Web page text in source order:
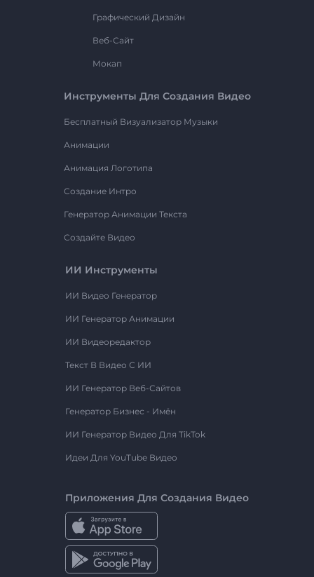
Графический Дизайн
Веб-Сайт
Мокап
Инструменты Для Создания Видео
Бесплатный Визуализатор Музыки
Анимации
Анимация Логотипа
Создание Интро
Генератор Анимации Текста
Создайте Видео
ИИ Инструменты
ИИ Видео Генератор
ИИ Генератор Анимации
ИИ Видеоредактор
Текст В Видео С ИИ
ИИ Генератор Веб-Сайтов
Генератор Бизнес - Имён
ИИ Генератор Видео Для TikTok
Идеи Для YouTube Видео
Приложения Для Создания Видео